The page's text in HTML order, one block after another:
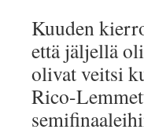
Kuuden
että jäljellä
olivat veitsi
Rico-